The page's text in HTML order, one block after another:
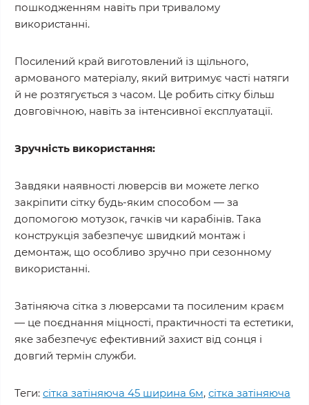
пошкодженням навіть при тривалому
використанні.
Посилений край виготовлений із щільного,
армованого матеріалу, який витримує часті натяги
й не розтягується з часом. Це робить сітку більш
довговічною, навіть за інтенсивної експлуатації.
Зручність використання:
Завдяки наявності люверсів ви можете легко
закріпити сітку будь-яким способом — за
допомогою мотузок, гачків чи карабінів. Така
конструкція забезпечує швидкий монтаж і
демонтаж, що особливо зручно при сезонному
використанні.
Затіняюча сітка з люверсами та посиленим краєм
— це поєднання міцності, практичності та естетики,
яке забезпечує ефективний захист від сонця і
довгий термін служби.
Теги: сітка затіняюча 45 ширина 6м, сітка затіняюча